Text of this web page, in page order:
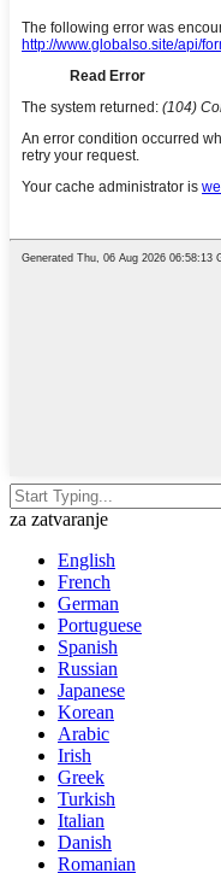
za zatvaranje
English
French
German
Portuguese
Spanish
Russian
Japanese
Korean
Arabic
Irish
Greek
Turkish
Italian
Danish
Romanian